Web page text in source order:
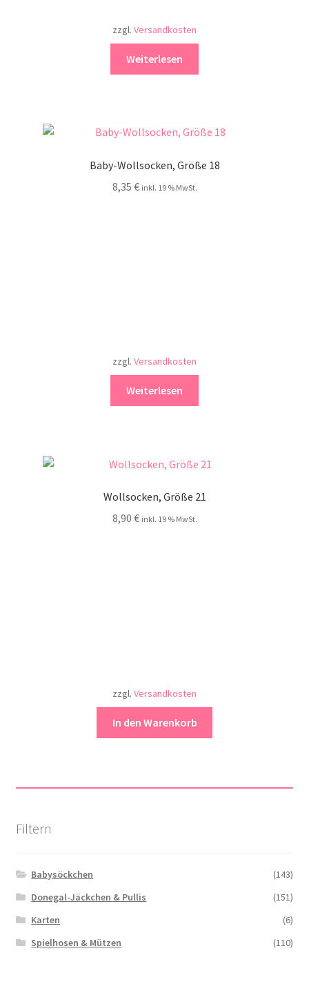
zzgl. Versandkosten
Weiterlesen
Baby-Wollsocken, Größe 18
8,35 € inkl. 19 % MwSt.
zzgl. Versandkosten
Weiterlesen
Wollsocken, Größe 21
8,90 € inkl. 19 % MwSt.
zzgl. Versandkosten
In den Warenkorb
Filtern
Babysöckchen
(143)
Donegal-Jäckchen & Pullis
(151)
Karten
(6)
Spielhosen & Mützen
(110)